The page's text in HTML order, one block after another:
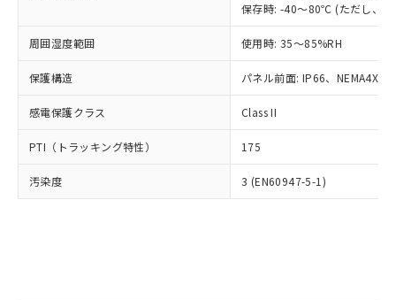
保存時: -40～80℃ (ただし、氷
周囲湿度範囲 使用時: 35～85%RH
保護構造 パネル前面: IP66、NEMA4X,
感電保護クラス Class II
PTI（トラッキング特性） 175
汚染度 3 (EN60947-5-1)
正式な納期状況および標準価格はお客
様のお取引先、またはお客様担当のオ
ムロン制御機器販売店・当社販売員に
オムロン制御機器販売店や当社販売拠
点は「
販売ネットワーク
」をご確認
在庫状況および標準価格結果を当社の
事前の承諾なく第三者に漏洩または開
示しないようお願いします。
マイパーツ機能（部品リスト作成サー
ル) (DEHP)(別名：DOP) 1000ppm以下、フタル酸ブチ
ルベンジル（BBP） 1000ppm以下、フタル酸ジブチル
（DBP） 1000ppm以下、フタル酸ジイソブチル
(DIBP) 1000ppm以下
但し、RoHS指令で産業用監視および制御機器に対する
適用除外項目は除く。
※2 対応予定月
部品在庫の切り替え状況などにより、予定
DBP(フタル酸ジブチル) : 1000ppm、 DIBP(フタル酸ジ
イソブチル) : 1000ppm、 BBP(フタル酸ブチルベンジ
ル) : 1000ppm、
DEHP(フタル酸ビス(2-エチルヘキシル)) : 1000ppm
※2 環境保護使用期限
「ｅ」：有害物質（10物質）のすべてが基
「10」：通常の使用状況下において有害物
当社は規制貨物を破棄する場合は、完
全に破砕するなど、違法に輸出されな
いよう必要な手段を講じます。
当社は貴社製品を、核兵器、ミサイ
ル、化学兵器、生物兵器またはその他
武器並びにこれらの製造装置等に一切
使用いたしません。
当社は、貴社製品を第三者に販売する
場合は、上記1、2および3の内容を当
該第三者に通知します。また当社は、
販売先および販売に係わる関係者が違
△ 一定数には満たないが在庫あり
在庫なし(最新の在庫状況につ
たはお客様担当のオムロン制御
機器販売店・当社販売員にご確
空
受注生産機種、また在庫状況の